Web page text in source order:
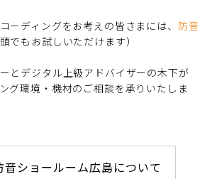
ーディングをお考えの皆さまには、 防音
でもお試しいただけます）
とデジタル上級アドバイザーの木下が
グ環境・機材のご相談を承りいたしま
音ショールーム広島について